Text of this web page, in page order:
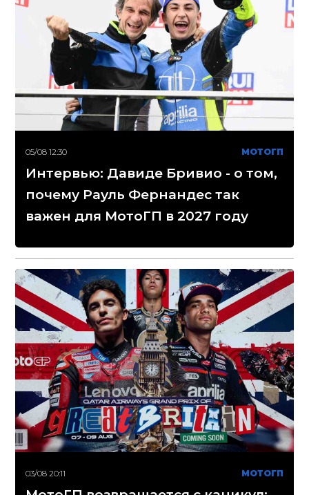
05/08 12:30 МОТОГП
Интервью: Давиде Бривио - о том,
почему Рауль Фернандес так
важен для МотоГП в 2027 году
03/08 20:11 МОТОГП